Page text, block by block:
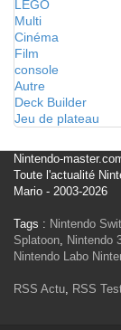
LEGO
Multi
Cinéma
Film
console
Autre
Deck Builder
Jeu de plateau
Nintendo-
Toute l'actualité
Mario - 2003-2026
Tags : Nintendo
Splatoon, Nintendo
Nintendo Labo
RSS Actu, RSS